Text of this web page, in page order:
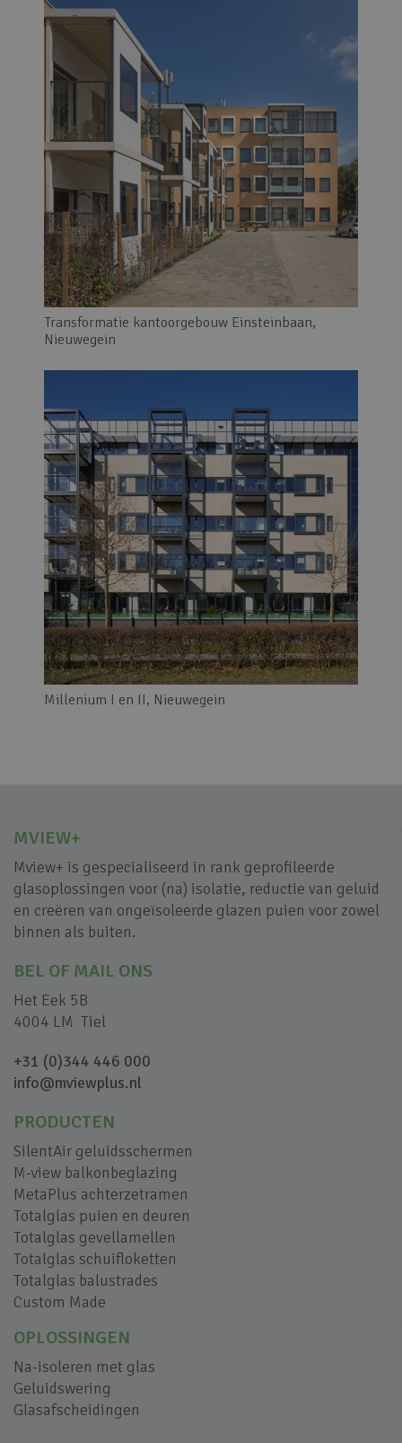
Transformatie kantoorgebouw Einsteinbaan,
Nieuwegein
Millenium I en II, Nieuwegein
MVIEW+
Mview+ is gespecialiseerd in rank geprofileerde
glasoplossingen voor (na) isolatie, reductie van geluid
en creëren van ongeïsoleerde glazen puien voor zowel
binnen als buiten.
BEL OF MAIL ONS
Het Eek 5B
4004 LM Tiel
+31 (0)344 446 000
info@mviewplus.nl
PRODUCTEN
SilentAir geluidsschermen
M-view balkonbeglazing
MetaPlus achterzetramen
Totalglas puien en deuren
Totalglas gevellamellen
Totalglas schuifloketten
Totalglas balustrades
Custom Made
OPLOSSINGEN
Na-isoleren met glas
Geluidswering
Glasafscheidingen